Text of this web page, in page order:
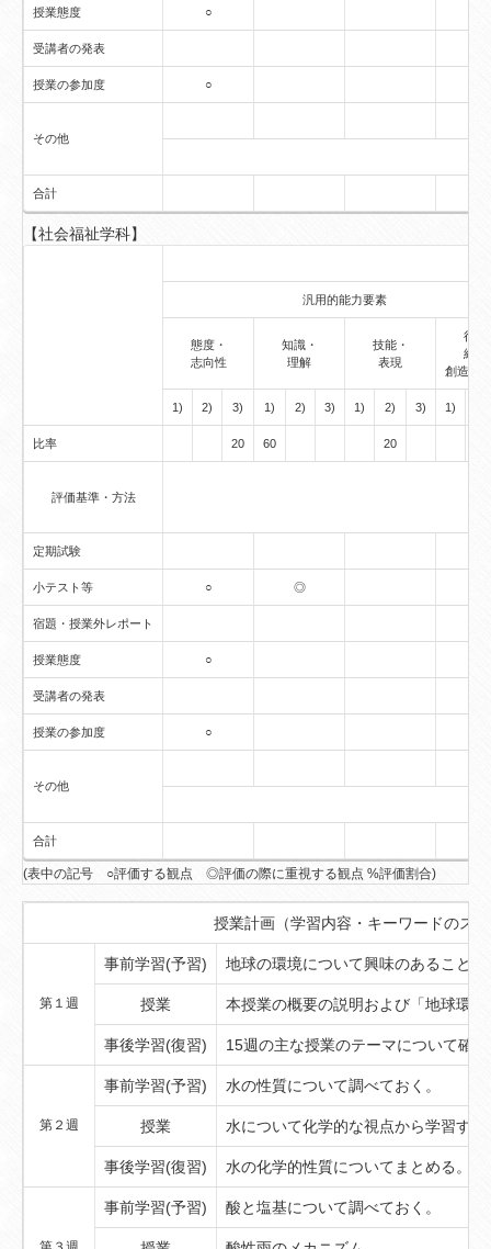
授業態度 ○
受講者の発表
授業の参加度 ○
その他
合計
【社会福祉学科】
汎用的能力要素
態度・
志向性
知識・
理解
技能・
表現
行動
経験
創造的
1) 2) 3) 1) 2) 3) 1) 2) 3) 1)
比率 20 60 20
評価基準・方法
定期試験
小テスト等 ○ ◎
宿題・授業外レポート
授業態度 ○
受講者の発表
授業の参加度 ○
その他
合計
(表中の記号 ○評価する観点 ◎評価の際に重視する観点 %評価割合)
授業計画（学習内容・キーワードのス
第１週
事前学習(予習) 地球の環境について興味のあること
授業 本授業の概要の説明および「地球環
事後学習(復習) 15週の主な授業のテーマについて確
第２週
事前学習(予習) 水の性質について調べておく。
授業 水について化学的な視点から学習する
事後学習(復習) 水の化学的性質についてまとめる。
事前学習(予習) 酸と塩基について調べておく。